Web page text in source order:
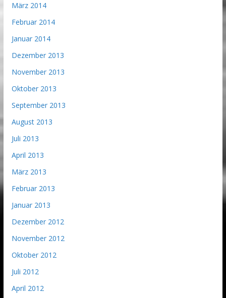
März 2014
Februar 2014
Januar 2014
Dezember 2013
November 2013
Oktober 2013
September 2013
August 2013
Juli 2013
April 2013
März 2013
Februar 2013
Januar 2013
Dezember 2012
November 2012
Oktober 2012
Juli 2012
April 2012